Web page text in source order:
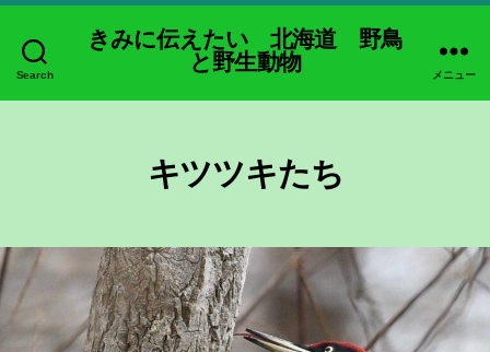
Search
きみに伝えたい 北海道 野鳥
と野生動物
メニュー
キツツキたち